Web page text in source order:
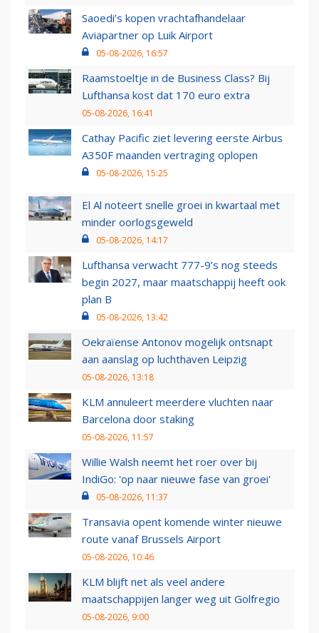
Saoedi’s kopen vrachtafhandelaar
Aviapartner op Luik Airport
05-08-2026, 16:57
Raamstoeltje in de Business Class? Bij
Lufthansa kost dat 170 euro extra
05-08-2026, 16:41
Cathay Pacific ziet levering eerste Airbus
A350F maanden vertraging oplopen
05-08-2026, 15:25
El Al noteert snelle groei in kwartaal met
minder oorlogsgeweld
05-08-2026, 14:17
Lufthansa verwacht 777-9’s nog steeds
begin 2027, maar maatschappij heeft ook
plan B
05-08-2026, 13:42
Oekraïense Antonov mogelijk ontsnapt
aan aanslag op luchthaven Leipzig
05-08-2026, 13:18
KLM annuleert meerdere vluchten naar
Barcelona door staking
05-08-2026, 11:57
Willie Walsh neemt het roer over bij
IndiGo: 'op naar nieuwe fase van groei'
05-08-2026, 11:37
Transavia opent komende winter nieuwe
route vanaf Brussels Airport
05-08-2026, 10:46
KLM blijft net als veel andere
maatschappijen langer weg uit Golfregio
05-08-2026, 9:00